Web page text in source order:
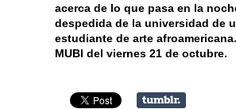
acerca de lo que pasa en la
despedida de la universidad de
estudiante de arte
MUBI del viernes 21 de octubre.